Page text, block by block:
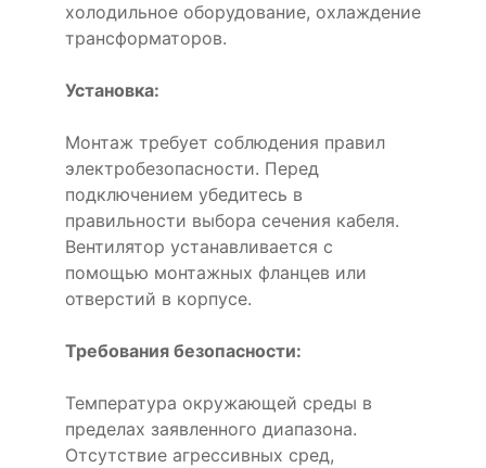
холодильное оборудование, охлаждение
трансформаторов.
Установка:
Монтаж требует соблюдения правил
электробезопасности. Перед
подключением убедитесь в
правильности выбора сечения кабеля.
Вентилятор устанавливается с
помощью монтажных фланцев или
отверстий в корпусе.
Требования безопасности:
Температура окружающей среды в
пределах заявленного диапазона.
Отсутствие агрессивных сред,